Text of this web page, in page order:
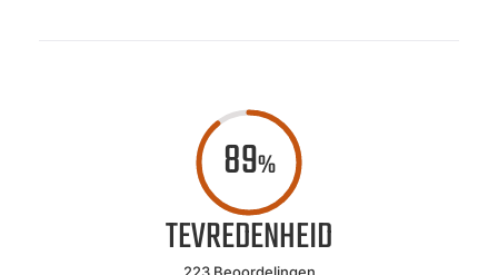
89%
TEVREDENHEID
223 Beoordelingen